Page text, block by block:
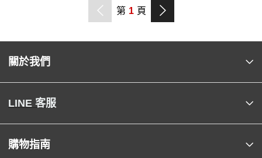
第 1 頁
關於我們
LINE 客服
購物指南